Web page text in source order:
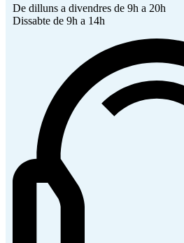
De dilluns a divendres de 9h a 20h
Dissabte de 9h a 14h